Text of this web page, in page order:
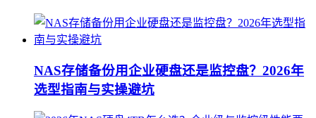
NAS存储备份用企业硬盘还是监控盘？2026年
选型指南与实操避坑